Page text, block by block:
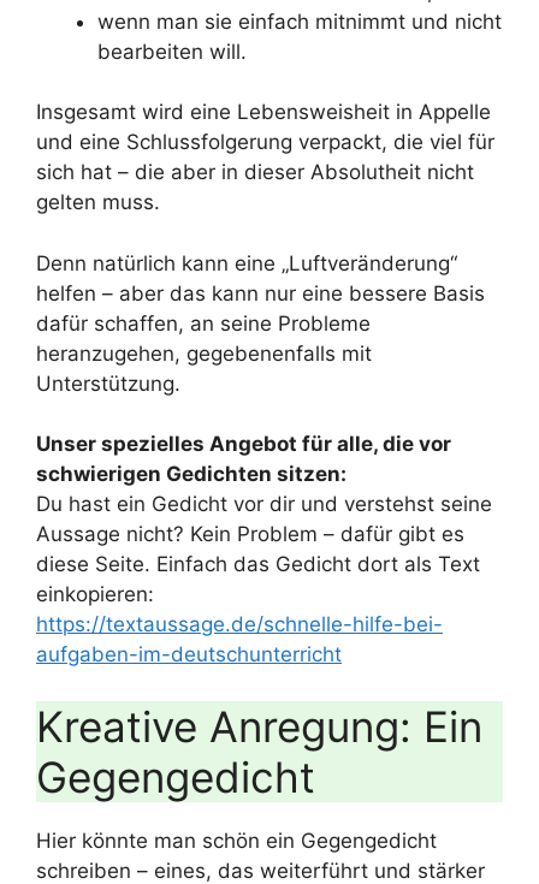
wenn man sie einfach mitnimmt und nicht
bearbeiten will.
Insgesamt wird eine Lebensweisheit in Appelle
und eine Schlussfolgerung verpackt, die viel für
sich hat – die aber in dieser Absolutheit nicht
gelten muss.
Denn natürlich kann eine „Luftveränderung“
helfen – aber das kann nur eine bessere Basis
dafür schaffen, an seine Probleme
heranzugehen, gegebenenfalls mit
Unterstützung.
Unser spezielles Angebot für alle, die vor
schwierigen Gedichten sitzen:
Du hast ein Gedicht vor dir und verstehst seine
Aussage nicht? Kein Problem – dafür gibt es
diese Seite. Einfach das Gedicht dort als Text
einkopieren:
https://textaussage.de/schnelle-hilfe-bei-
aufgaben-im-deutschunterricht
Kreative Anregung: Ein
Gegengedicht
Hier könnte man schön ein Gegengedicht
schreiben – eines, das weiterführt und stärker